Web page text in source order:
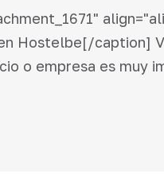
Hostelbe[/caption]
o empresa es muy